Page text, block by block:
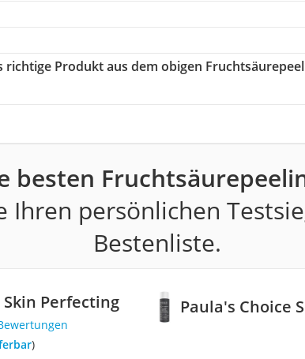
richtige Produkt aus dem obigen
besten
Ihren persönlichen
Bestenliste.
Paula's Choice
Perfecting
)